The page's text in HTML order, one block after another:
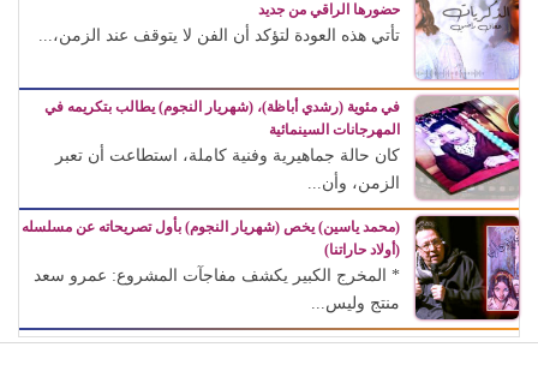
حضورها الراقي من جديد
تأتي هذه العودة لتؤكد أن الفن لا يتوقف عند الزمن،...
في مئوية (رشدي أباظة)، (شهريار النجوم) يطالب بتكريمه في
المهرجانات السينمائية
كان حالة جماهيرية وفنية كاملة، استطاعت أن تعبر
الزمن، وأن...
(محمد ياسين) يخص (شهريار النجوم) بأول تصريحاته عن مسلسله
(أولاد حاراتنا)
* المخرج الكبير يكشف مفاجآت المشروع: عمرو سعد
منتج وليس...